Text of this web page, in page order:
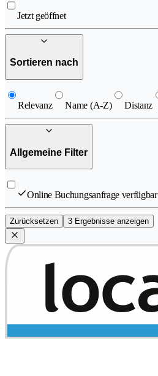
Jetzt geöffnet
Sortieren nach
Relevanz Name (A-Z) Distanz
Allgemeine Filter
Online Buchungsanfrage verfügbar
Zurücksetzen 3 Ergebnisse anzeigen